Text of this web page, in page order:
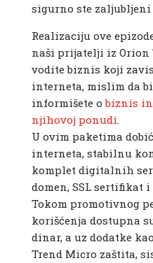
sigurno ste zaljubljeni
Realizaciju ove
naši prijatelji iz Orion
vodite biznis koji
interneta, mislim da
informišete obiznis
njihovoj ponudi.
U ovim paketima
interneta, stabilnu
komplet digitalnih
domen, SSL sertifikat
Tokom promotivnog
korišćenja dostupna
dinar, a uz dodatke
Trend Micro zaštita,